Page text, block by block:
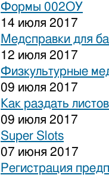
Формы 002ОУ
14 июля 2017
Медсправки для
12 июля 2017
Физкультурные
09 июля 2017
Как раздать
09 июля 2017
Super Slots
07 июня 2017
Регистрация